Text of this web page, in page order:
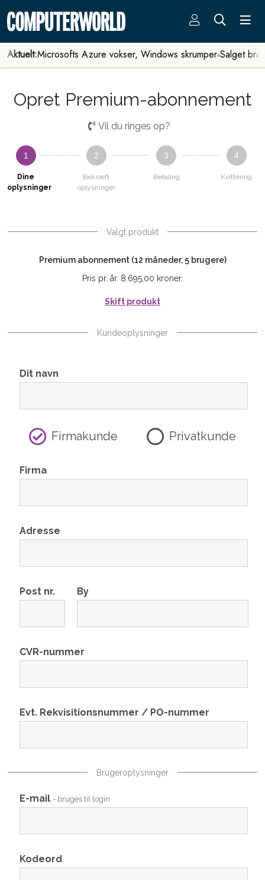
Aktuelt:Microsofts Azure vokser, Windows skrumper Salget
Opret Premium-abonnement
Vil du ringes op?
1
Dine
oplysninger
2
Bekræft
oplysninger
3
Betaling
4
Kvittering
Valgt produkt
Premium abonnement (12 måneder, 5 brugere)
Pris pr. år. 8.695,00 kroner.
Skift produkt
Kundeoplysninger
Dit navn
Firmakunde Privatkunde
Firma
Adresse
Post nr. By
CVR-nummer
Evt. Rekvisitionsnummer / PO-nummer
Brugeroplysninger
E-mail - bruges til login
Kodeord